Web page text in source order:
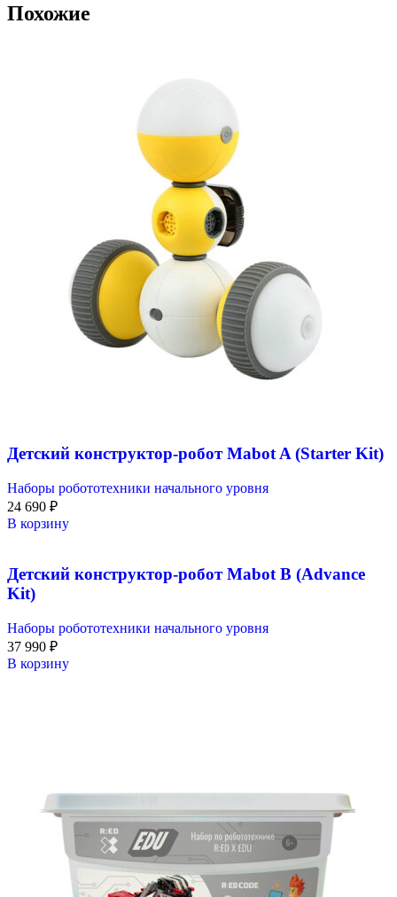
Похожие
Детский конструктор-робот Mabot A (Starter Kit)
Наборы робототехники начального уровня
24 690 ₽
В корзину
Детский конструктор-робот Mabot B (Advance
Kit)
Наборы робототехники начального уровня
37 990 ₽
В корзину